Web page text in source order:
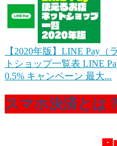
【2020年版】LINE Pay
トショップ一覧表 LINE
0.5% キャンペーン 最大...
スマホ決済とは